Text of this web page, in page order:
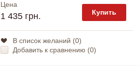
Цена
1 435 грн. Купить
В список желаний (0)
Добавить к сравнению (0)